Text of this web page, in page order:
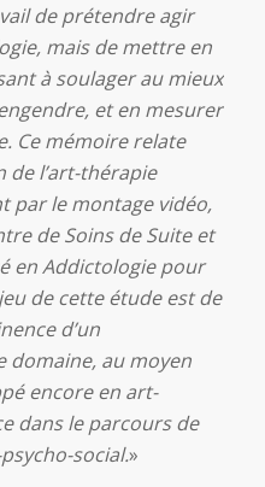
de prétendre agir
mais de mettre en
à soulager au mieux
et en mesurer
Ce mémoire relate
de l’art-thérapie
par le montage vidéo,
de Soins de Suite et
en Addictologie pour
de cette étude est de
d’un
domaine, au moyen
encore en art-
dans le parcours de
social.»